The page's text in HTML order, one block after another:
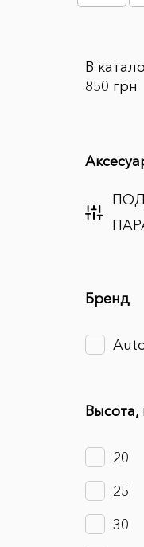
В
850 грн
Бренд
20
25
30